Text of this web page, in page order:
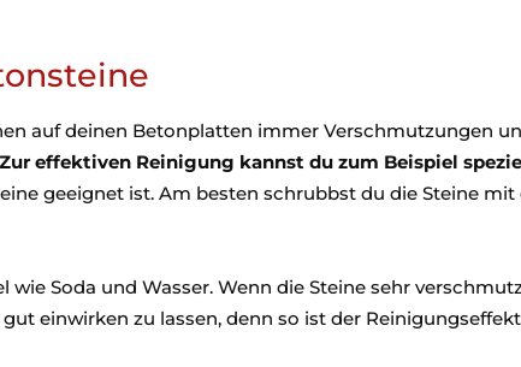
auf deinen Betonplatten immer Verschmutzungen
Zur effektiven Reinigung kannst du zum Beispiel
geeignet ist. Am besten schrubbst du die Steine
Soda und Wasser. Wenn die Steine sehr
einwirken zu lassen, denn so ist der